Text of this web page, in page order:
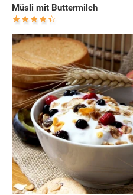
Müsli mit Buttermilch